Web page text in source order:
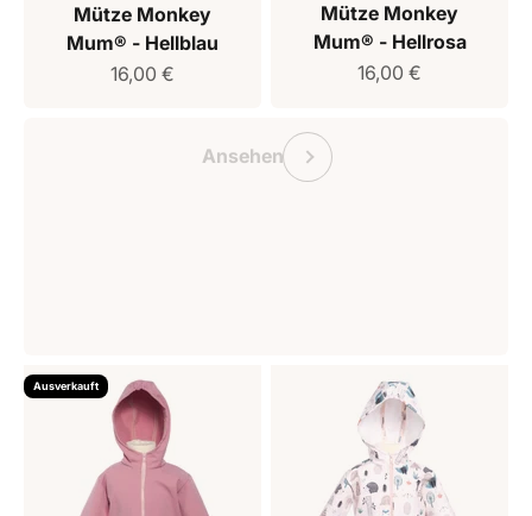
Mütze Monkey
Mum® - Hellblau
Verkaufspreis
16,00 €
Mütze Monkey
Mum® - Hellrosa
Verkaufspreis
16,00 €
AnsehenVorherige
Ausverkauft